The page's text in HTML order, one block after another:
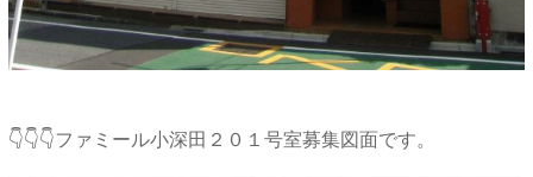
👇👇👇ファミール小深田２０１号室募集図面です。